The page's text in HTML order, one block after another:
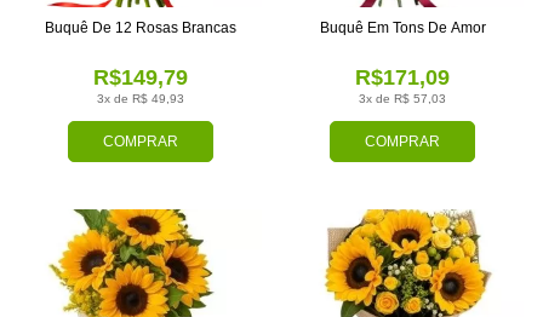
COMPRAR
3x de R$ 49,93
R$149,79
Buquê De 12 Rosas Brancas
COMPRAR
3x de R$ 57,03
R$171,09
Buquê Em Tons De Amor